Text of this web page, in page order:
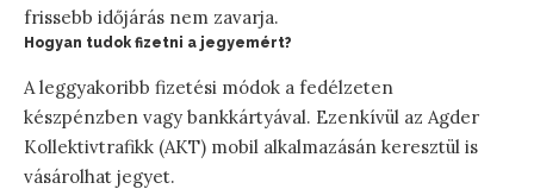
frissebb időjárás nem zavarja.
Hogyan tudok fizetni a jegyemért?
A leggyakoribb fizetési módok a fedélzeten
készpénzben vagy bankkártyával. Ezenkívül az Agder
Kollektivtrafikk (AKT) mobil alkalmazásán keresztül is
vásárolhat jegyet.